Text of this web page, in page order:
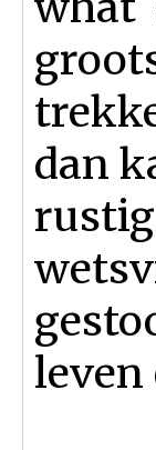
dan
leven